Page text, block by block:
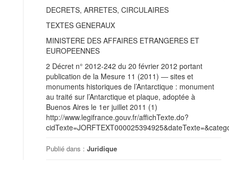
DECRETS, ARRETES, CIRCULAIRES
TEXTES GENERAUX
MINISTERE DES AFFAIRES ETRANGERES ET
EUROPEENNES
2 Décret n° 2012-242 du 20 février 2012 portant
publication de la Mesure 11 (2011) ― sites et
monuments historiques de l’Antarctique : monument
au traité sur l’Antarctique et plaque, adoptée à
Buenos Aires le 1er juillet 2011 (1)
http://www.legifrance.gouv.fr/affichTexte.do?
Publié dans : Juridique